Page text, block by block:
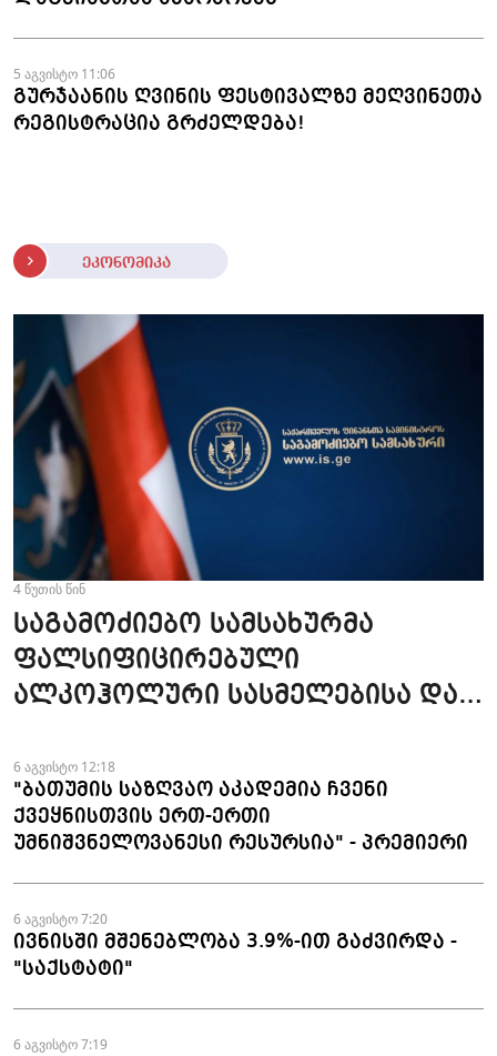
5 აგვისტო 11:06
გურჯაანის ღვინის ფესტივალზე მეღვინეთა
რეგისტრაცია გრძელდება!
ეკონომიკა
4 წუთის წინ
საგამოძიებო სამსახურმა
ფალსიფიცირებული
ალკოჰოლური სასმელებისა და
დამზადება-გასაღების ფაქტზე 3
პირი დააკავა
6 აგვისტო 12:18
"ბათუმის საზღვაო აკადემია ჩვენი
ქვეყნისთვის ერთ-ერთი
უმნიშვნელოვანესი რესურსია" - პრემიერი
6 აგვისტო 7:20
ივნისში მშენებლობა 3.9%-ით გაძვირდა -
"საქსტატი"
6 აგვისტო 7:19